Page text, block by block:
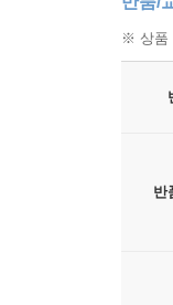
※ 상품
반